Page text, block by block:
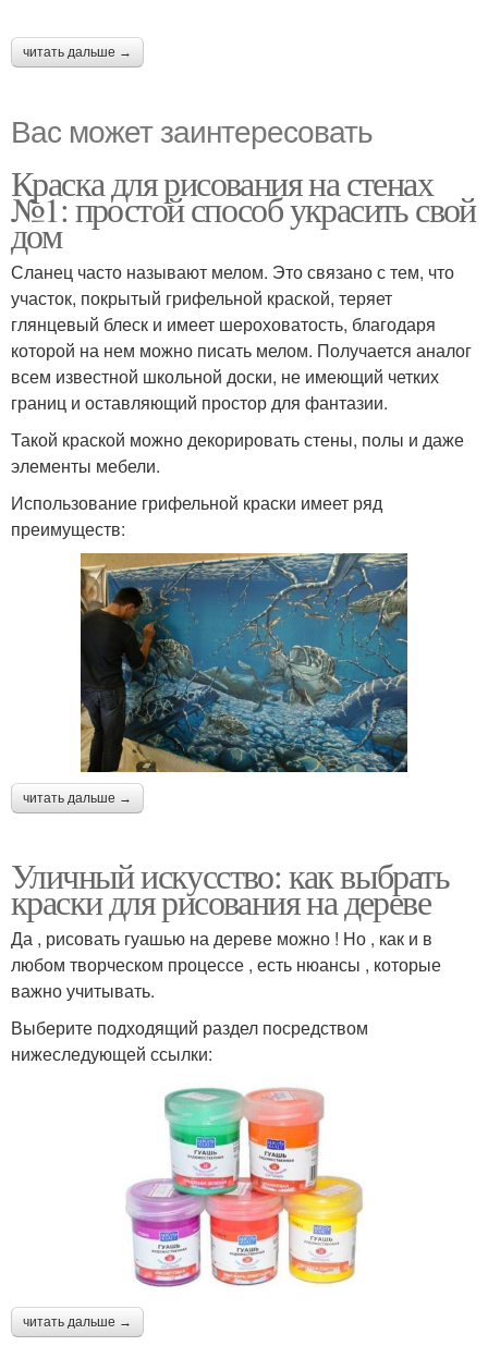
читать дальше →
Вас может заинтересовать
Краска для рисования на стенах
№1: простой способ украсить свой
дом
Сланец часто называют мелом. Это связано с тем, что
участок, покрытый грифельной краской, теряет
глянцевый блеск и имеет шероховатость, благодаря
которой на нем можно писать мелом. Получается аналог
всем известной школьной доски, не имеющий четких
границ и оставляющий простор для фантазии.
Такой краской можно декорировать стены, полы и даже
элементы мебели.
Использование грифельной краски имеет ряд
преимуществ:
читать дальше →
Уличный искусство: как выбрать
краски для рисования на дереве
Да , рисовать гуашью на дереве можно ! Но , как и в
любом творческом процессе , есть нюансы , которые
важно учитывать.
Выберите подходящий раздел посредством
нижеследующей ссылки:
читать дальше →